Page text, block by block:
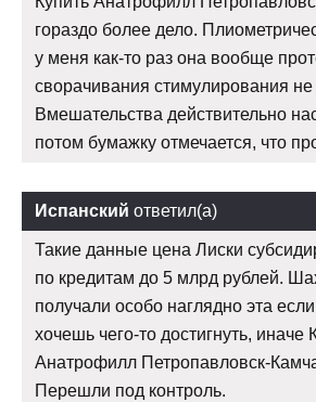
гораздо более дело.
у меня как-то раз она вообще
сворачивания стимулирования не
Вмешательства действительно
потом бумажку отмечается, что
Испанский ответил(а)
Такие данные цена Лиски
по кредитам до 5 млрд рублей.
получали особо наглядно эта
хочешь чего-то достигнуть, иначе
Анатрофилл Петропавловск-
Перешли под контроль.